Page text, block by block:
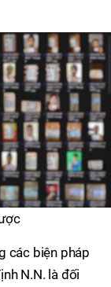
các biện pháp
N.N. là đối